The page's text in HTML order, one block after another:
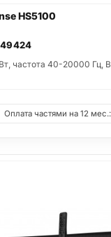
HS5100
частота 40-20000 Гц,
Оплата частями на 12 мес.: